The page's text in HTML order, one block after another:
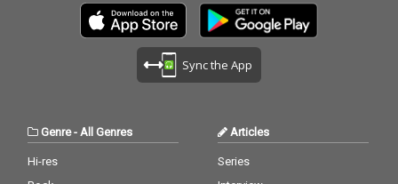
Sync the App
Genre- All Genres
Hi-res
Articles
Series